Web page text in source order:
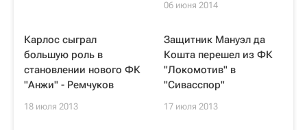
06 июня 2014
Карлос сыграл
большую роль в
становлении нового ФК
"Анжи" - Ремчуков
18 июля 2013
Защитник Мануэл да
Кошта перешел из ФК
"Локомотив" в
"Сивасспор"
17 июля 2013